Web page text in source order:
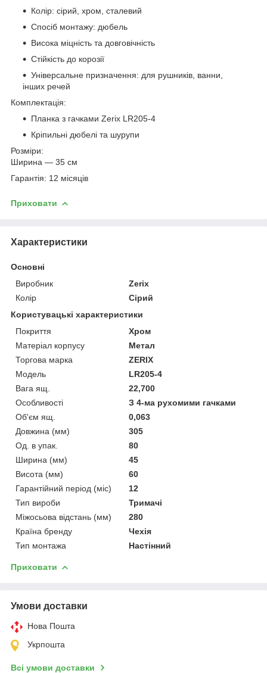
Колір: сірий, хром, сталевий
Спосіб монтажу: дюбель
Висока міцність та довговічність
Стійкість до корозії
Універсальне призначення: для рушників, ванни,
інших речей
Комплектація:
Планка з гачками Zerix LR205-4
Кріпильні дюбелі та шурупи
Розміри:
Ширина — 35 см
Гарантія: 12 місяців
Приховати
Характеристики
Основні
Виробник
Zerix
Колір
Сірий
Користувацькі характеристики
Покриття
Хром
Матеріал корпусу
Метал
Торгова марка
ZERIX
Мoдель
LR205-4
Вага ящ.
22,700
Особливості
З 4-ма рухомими гачками
Об'єм ящ.
0,063
Довжина (мм)
305
Од. в упак.
80
Ширина (мм)
45
Висота (мм)
60
Гарантійний період (міс)
12
Тип вироби
Тримачі
Міжосьова відстань (мм)
280
Країна бренду
Чехія
Тип монтажа
Настінний
Приховати
Умови доставки
Нова Пошта
Укрпошта
Всі умови доставки